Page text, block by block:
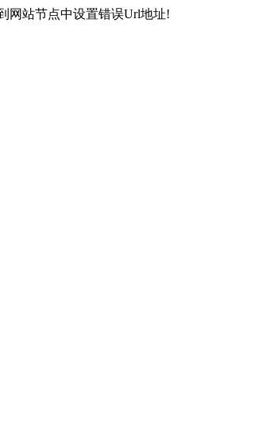
网站节点中设置错误Url地址!